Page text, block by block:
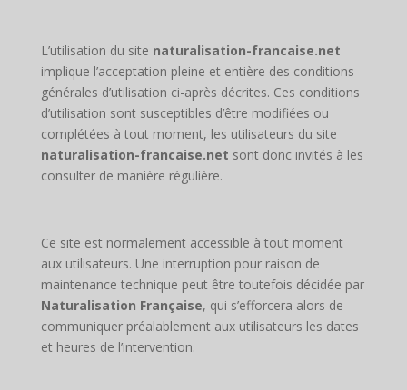
L’utilisation du site naturalisation-francaise.net
implique l’acceptation pleine et entière des conditions
générales d’utilisation ci-après décrites. Ces conditions
d’utilisation sont susceptibles d’être modifiées ou
complétées à tout moment, les utilisateurs du site
naturalisation-francaise.net sont donc invités à les
consulter de manière régulière.
Ce site est normalement accessible à tout moment
aux utilisateurs. Une interruption pour raison de
maintenance technique peut être toutefois décidée par
Naturalisation Française, qui s’efforcera alors de
communiquer préalablement aux utilisateurs les dates
et heures de l’intervention.